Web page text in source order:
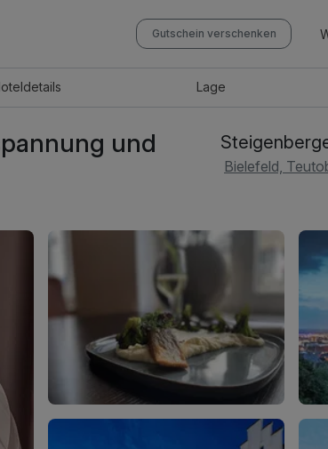
Gutschein verschenken
details Lage
und
Bielefeld,